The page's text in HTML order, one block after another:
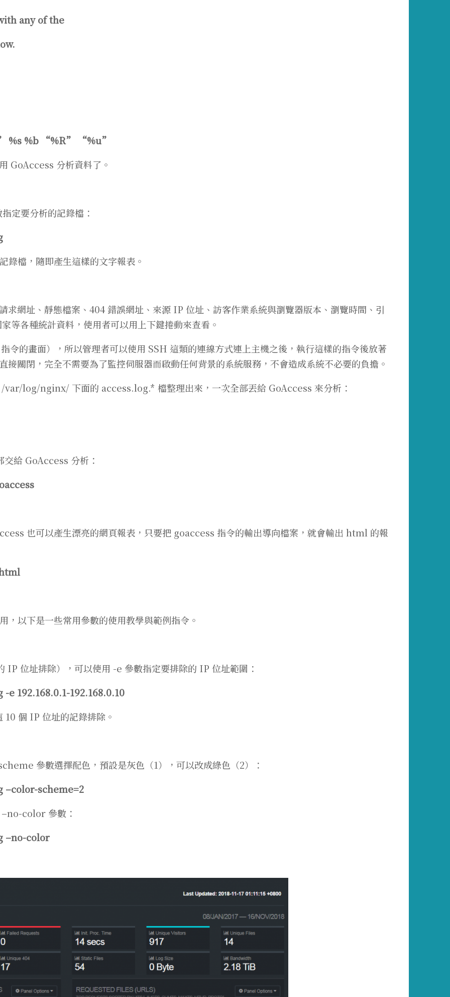
any of the
%s %b “%R” “%u”
GoAccess 分析資料了。
定要分析的記錄檔：
錄檔，隨即產生這樣的文字報表。
求網址、靜態檔案、404 錯誤網址、來源 IP 位址、訪客作業系統與瀏覽器版本、瀏覽時間、引
各種統計資料，使用者可以用上下鍵捲動來查看。
令的畫面），所以管理者可以使用 SSH 這類的連線方式連上主機之後，執行這樣的指令後放著
接關閉，完全不需要為了監控伺服器而啟動任何背景的系統服務，不會造成系統不必要的負擔。
/var/log/nginx/ 下面的 access.log.* 檔整理出來，一次全部丟給 GoAccess 來分析：
給 GoAccess 分析：
也可以產生漂亮的網頁報表，只要把 goaccess 指令的輸出導向檔案，就會輸出 html 的報
以下是一些常用參數的使用教學與範例指令。
IP 位址排除），可以使用 -e 參數指定要排除的 IP 位址範圍：
192.168.0.1-192.168.0.10
個 IP 位址的記錄排除。
參數選擇配色，預設是灰色（1），可以改成綠色（2）：
–color-scheme=2
color 參數：
–no-color